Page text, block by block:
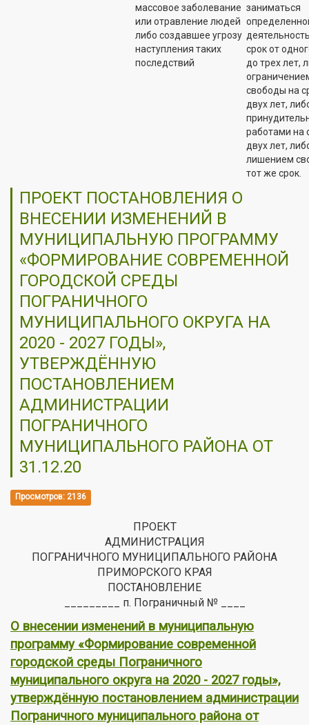
массовое заболевание
или отравление людей
либо создавшее угрозу
наступления таких
последствий
заниматься
срок от
до трех лет,
свободы на
двух лет,
работами на
двух лет,
лишением
тот же срок.
ПРОЕКТ ПОСТАНОВЛЕНИЯ О
ВНЕСЕНИИ ИЗМЕНЕНИЙ В
МУНИЦИПАЛЬНУЮ ПРОГРАММУ
«ФОРМИРОВАНИЕ СОВРЕМЕННОЙ
ГОРОДСКОЙ СРЕДЫ
ПОГРАНИЧНОГО
МУНИЦИПАЛЬНОГО ОКРУГА НА
2020 - 2027 ГОДЫ»,
УТВЕРЖДЁННУЮ
ПОСТАНОВЛЕНИЕМ
АДМИНИСТРАЦИИ
ПОГРАНИЧНОГО
МУНИЦИПАЛЬНОГО РАЙОНА ОТ
31.12.20
Просмотров: 2136
ПРОЕКТ
АДМИНИСТРАЦИЯ
ПОГРАНИЧНОГО МУНИЦИПАЛЬНОГО РАЙОНА
ПРИМОРСКОГО КРАЯ
ПОСТАНОВЛЕНИЕ
_________ п. Пограничный № ____
О внесении изменений в муниципальную
программу «Формирование современной
городской среды Пограничного
муниципального округа на 2020 - 2027 годы»,
утверждённую постановлением администрации
Пограничного муниципального района от